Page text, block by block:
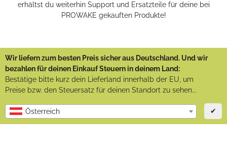
erhältst du weiterhin Support und Ersatzteile für deine bei
PROWAKE gekauften Produkte!
Wir liefern zum besten Preis sicher aus Deutschland. Und wir
bezahlen für deinen Einkauf Steuern in deinem Land:
Bestätige bitte kurz dein Lieferland innerhalb der EU, um
Preise bzw. den Steuersatz für deinen Standort zu sehen...
Österreich ✔